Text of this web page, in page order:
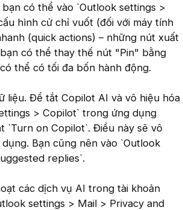
có thể vào `Outlook settings >
hình cử chỉ vuốt (đối với máy tính
(quick actions) – những nút xuất
có thể thay thế nút "Pin" bằng
thể có tối đa bốn hành động.
liệu. Để tắt Copilot AI và vô hiệu hóa
> Copilot` trong ứng dụng
`Turn on Copilot`. Điều này sẽ vô
Bạn cũng nên vào `Outlook
replies`.
các dịch vụ AI trong tài khoản
settings > Mail > Privacy and